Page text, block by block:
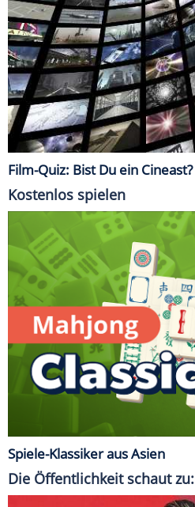
Film-Quiz: Bist Du ein Cineast?
Kostenlos spielen
Spiele-Klassiker aus Asien
Die Öffentlichkeit schaut zu: